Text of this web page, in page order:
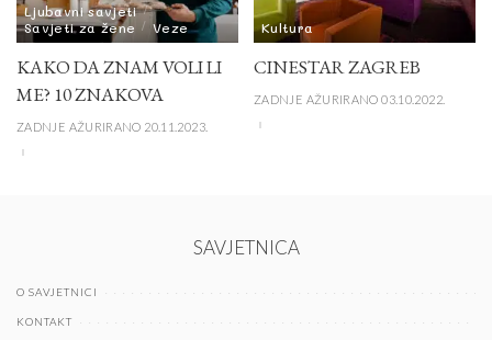
Ljubavni savjeti
Savjeti za žene
Veze
KAKO DA ZNAM VOLI LI
ME? 10 ZNAKOVA
ZADNJE AŽURIRANO 20.11.2023.
Kultura
CINESTAR ZAGREB
ZADNJE AŽURIRANO 03.10.2022.
SAVJETNICA
O SAVJETNICI
KONTAKT